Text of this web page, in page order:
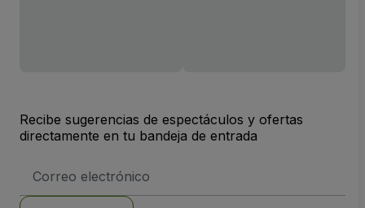
Recibe sugerencias de espectáculos y ofertas
directamente en tu bandeja de entrada
de